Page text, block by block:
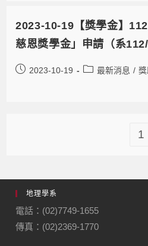
2023-10-19【獎學金】
慈恩獎學金」申請（系
2023-10-19 最新消息 /
1
地理學系
電話：(02)7749-1655
傳真：(02)2369-1770